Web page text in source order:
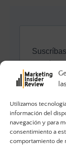
Utilizamos
información del
navegación y para
consentimiento a
comportamiento de